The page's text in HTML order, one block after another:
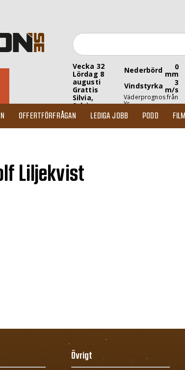
Vecka 32
Lördag 8
augusti
Grattis
Silvia,
Sylvia
Nederbörd 0
mm
Vindstyrka
3
m/s
Väderprognos från
Yr
OFFERTFÖRFRÅGAN LEDIGA JOBB PODD FILM
Liljekvist
Övrigt